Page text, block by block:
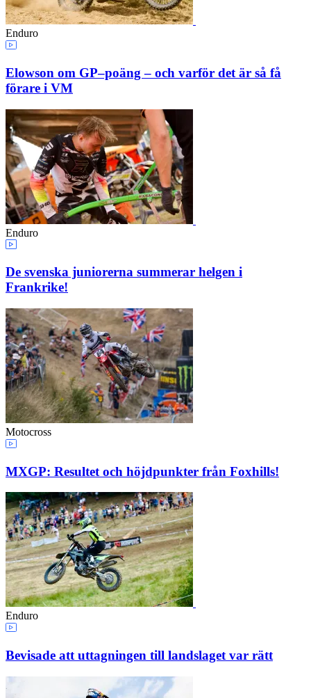
Enduro
Elowson om GP–poäng – och varför det är så få
förare i VM
Enduro
De svenska juniorerna summerar helgen i
Frankrike!
Motocross
MXGP: Resultet och höjdpunkter från Foxhills!
Enduro
Bevisade att uttagningen till landslaget var rätt